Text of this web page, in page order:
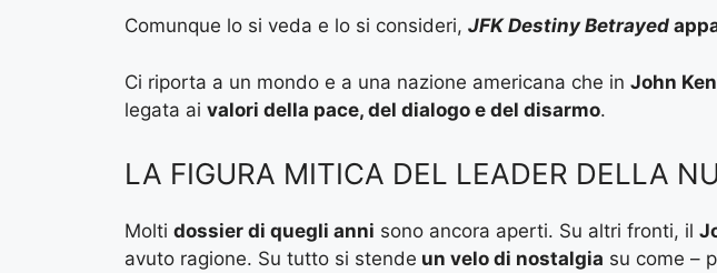
Comunque lo si veda e lo si consideri, JFK Destiny Betrayed
Ci riporta a un mondo e a una nazione americana che in John
legata ai valori della pace, del dialogo e del disarmo.
LA FIGURA MITICA DEL LEADER DELLA
Molti dossier di quegli anni sono ancora aperti. Su altri fronti, il
avuto ragione. Su tutto si stende un velo di nostalgia su come –